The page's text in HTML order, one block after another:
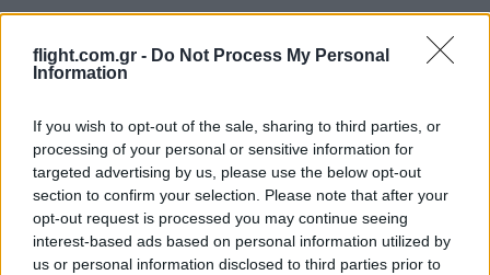
flight.com.gr - Do Not Process My Personal
Information
If you wish to opt-out of the sale, sharing to third parties, or
processing of your personal or sensitive information for
targeted advertising by us, please use the below opt-out
section to confirm your selection. Please note that after your
opt-out request is processed you may continue seeing
interest-based ads based on personal information utilized by
us or personal information disclosed to third parties prior to
Ροή Ειδήσεων
Δύο άγνωστα drones πάνω από
γερμανική βάση υποστήριξης Patriot